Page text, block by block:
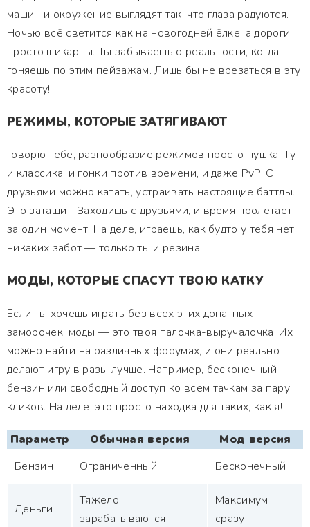
машин и окружение выглядят так, что глаза радуются.
Ночью всё светится как на новогодней ёлке, а дороги
просто шикарны. Ты забываешь о реальности, когда
гоняешь по этим пейзажам. Лишь бы не врезаться в эту
красоту!
РЕЖИМЫ, КОТОРЫЕ ЗАТЯГИВАЮТ
Говорю тебе, разнообразие режимов просто пушка! Тут
и классика, и гонки против времени, и даже PvP. С
друзьями можно катать, устраивать настоящие баттлы.
Это затащит! Заходишь с друзьями, и время пролетает
за один момент. На деле, играешь, как будто у тебя нет
никаких забот — только ты и резина!
МОДЫ, КОТОРЫЕ СПАСУТ ТВОЮ КАТКУ
Если ты хочешь играть без всех этих донатных
заморочек, моды — это твоя палочка-выручалочка. Их
можно найти на различных форумах, и они реально
делают игру в разы лучше. Например, бесконечный
бензин или свободный доступ ко всем тачкам за пару
кликов. На деле, это просто находка для таких, как я!
Параметр Обычная версия
Мод версия
Бензин
Ограниченный Бесконечный
Деньги
Тяжело
зарабатываются
Максимум
сразу